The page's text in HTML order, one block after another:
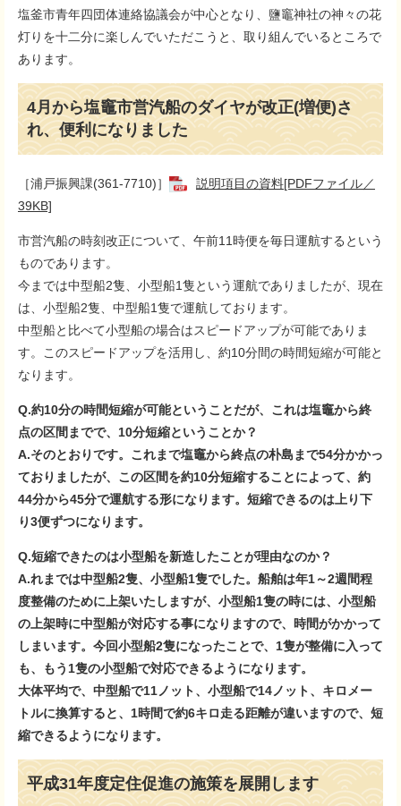
塩釜市青年四団体連絡協議会が中心となり、鹽竈神社の神々の花
灯りを十二分に楽しんでいただこうと、取り組んでいるところで
あります。
4月から塩竈市営汽船のダイヤが改正(増便)さ
れ、便利になりました
［浦戸振興課(361-7710)］
説明項目の資料[PDFファイル／
39KB]
市営汽船の時刻改正について、午前11時便を毎日運航するという
ものであります。
今までは中型船2隻、小型船1隻という運航でありましたが、現在
は、小型船2隻、中型船1隻で運航しております。
中型船と比べて小型船の場合はスピードアップが可能でありま
す。このスピードアップを活用し、約10分間の時間短縮が可能と
なります。
Q.約10分の時間短縮が可能ということだが、これは塩竈から終
点の区間までで、10分短縮ということか？
A.そのとおりです。これまで塩竈から終点の朴島まで54分かかっ
ておりましたが、この区間を約10分短縮することによって、約
44分から45分で運航する形になります。短縮できるのは上り下
り3便ずつになります。
Q.短縮できたのは小型船を新造したことが理由なのか？
A.れまでは中型船2隻、小型船1隻でした。船舶は年1～2週間程
度整備のために上架いたしますが、小型船1隻の時には、小型船
の上架時に中型船が対応する事になりますので、時間がかかって
しまいます。今回小型船2隻になったことで、1隻が整備に入って
も、もう1隻の小型船で対応できるようになります。
大体平均で、中型船で11ノット、小型船で14ノット、キロメー
トルに換算すると、1時間で約6キロ走る距離が違いますので、短
縮できるようになります。
平成31年度定住促進の施策を展開します